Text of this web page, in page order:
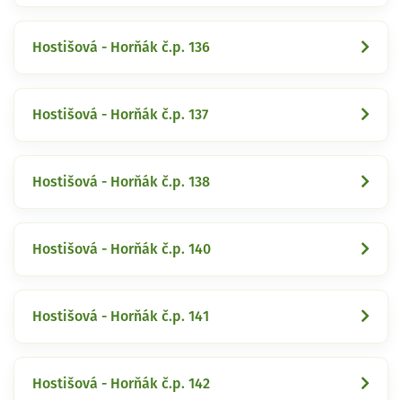
Hostišová - Horňák č.p. 136
Hostišová - Horňák č.p. 137
Hostišová - Horňák č.p. 138
Hostišová - Horňák č.p. 140
Hostišová - Horňák č.p. 141
Hostišová - Horňák č.p. 142